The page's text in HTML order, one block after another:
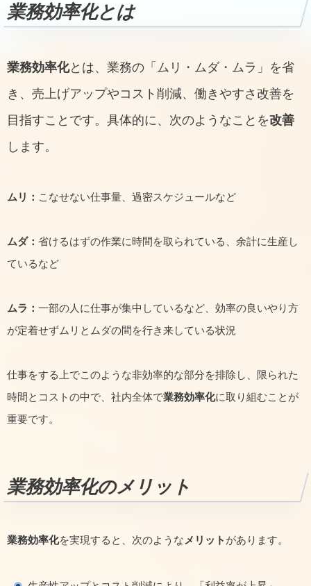
業務効率化とは
業務効率化とは、業務の「ムリ・ムダ・ムラ」を省
き、売上げアップやコスト削減、働きやすさ改善を
目指すことです。具体的に、次のようなことを改善
します。
ムリ： こなせない仕事量、過密スケジュールなど
ムダ： 省けるはずの作業に時間を取られている、余計に生産し
ているなど
ムラ： 一部の人に仕事が集中しているなど、効率の良いやり方
が定着せずムリとムダの間を行き来している状況
仕事をする上でこのような非効率的な部分を排除し、限られた
時間とコストの中で、社内全体で業務効率化に取り組むことが
重要です。
業務効率化のメリット
業務効率化を実現すると、次のような メリット があります。